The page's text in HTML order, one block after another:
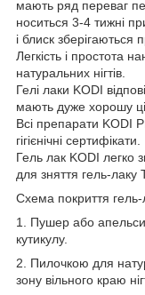
мають ряд переваг
носиться 3-4 тижні
і блиск зберігаються
Легкість і простота
натуральних нігтів.
Гелі лаки KODI
мають дуже хорошу
Всі препарати KODI
гігієнічні сертифікати.
Гель лак KODI легко
для зняття гель-лаку
Схема покриття
1. Пушер або
кутикулу.
2. Пилочкою для
зону вільного краю